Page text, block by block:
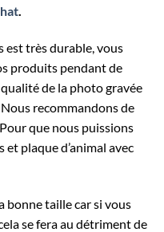
.
est très durable, vous
produits pendant de
de la photo gravée
recommandons de
que nous puissions
plaque d’animal avec
bonne taille car si vous
se fera au détriment de